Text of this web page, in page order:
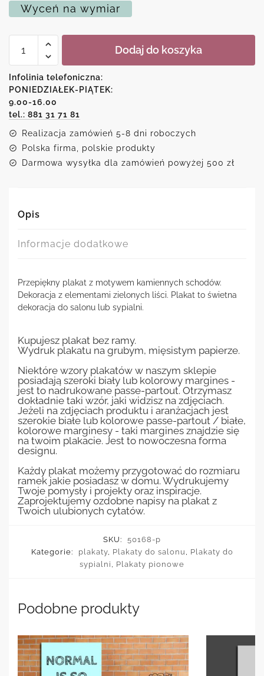
Wyceń na wymiar
Plakat-
kamienne
Dodaj do koszyka
Infolinia telefoniczna:
PONIEDZIAŁEK-PIĄTEK:
9.00-16.00
tel.: 881 31 71 81
Realizacja zamówień 5-8 dni roboczych
Polska firma, polskie produkty
Darmowa wysyłka dla zamówień powyżej 500 zł
Opis
Informacje dodatkowe
Przepiękny plakat z motywem kamiennych schodów.
Dekoracja z elementami zielonych liści. Plakat to świetna
dekoracja do salonu lub sypialni.
Kupujesz plakat bez ramy.
Wydruk plakatu na grubym, mięsistym papierze.
Niektóre wzory plakatów w naszym sklepie
posiadają szeroki biały lub kolorowy margines -
jest to nadrukowane passe-partout. Otrzymasz
dokładnie taki wzór, jaki widzisz na zdjęciach.
Jeżeli na zdjęciach produktu i aranżacjach jest
szerokie białe lub kolorowe passe-partout / białe,
kolorowe marginesy - taki margines znajdzie się
na twoim plakacie. Jest to nowoczesna forma
designu.
Każdy plakat możemy przygotować do rozmiaru
ramek jakie posiadasz w domu. Wydrukujemy
Twoje pomysły i projekty oraz inspiracje.
Zaprojektujemy ozdobne napisy na plakat z
Twoich ulubionych cytatów.
SKU:
50168-p
Kategorie:
plakaty, Plakaty do salonu , Plakaty do
sypialni , Plakaty pionowe
Podobne produkty